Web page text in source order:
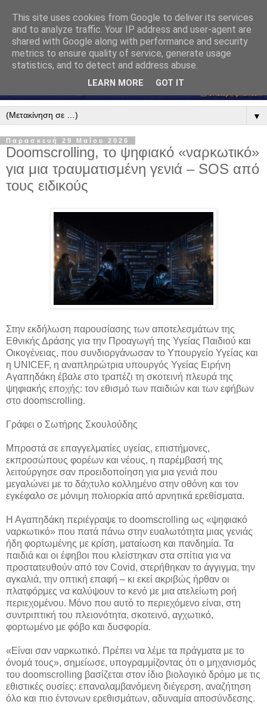
▼
Παρασκευή 29 Μαΐου 2026
Doomscrolling, το ψηφιακό «ναρκωτικό»
για μια τραυματισμένη γενιά – SOS από
τους ειδικούς
Στην εκδήλωση παρουσίασης των αποτελεσμάτων της
Εθνικής Δράσης για την Προαγωγή της Υγείας Παιδιού και
Οικογένειας, που συνδιοργάνωσαν το Υπουργείο Υγείας και
η UNICEF, η αναπληρώτρια υπουργός Υγείας Ειρήνη
Αγαπηδάκη έβαλε στο τραπέζι τη σκοτεινή πλευρά της
ψηφιακής εποχής: τον εθισμό των παιδιών και των εφήβων
στο doomscrolling.
Γράφει ο Σωτήρης Σκουλούδης
Μπροστά σε επαγγελματίες υγείας, επιστήμονες,
εκπροσώπους φορέων και νέους, η παρέμβασή της
λειτούργησε σαν προειδοποίηση για μια γενιά που
μεγαλώνει με το δάχτυλο κολλημένο στην οθόνη και τον
εγκέφαλο σε μόνιμη πολιορκία από αρνητικά ερεθίσματα.
Η Αγαπηδάκη περιέγραψε το doomscrolling ως «ψηφιακό
ναρκωτικό» που πατά πάνω στην ευαλωτότητα μιας γενιάς
ήδη φορτωμένης με κρίση, ματαίωση και πανδημία. Τα
παιδιά και οι έφηβοι που κλείστηκαν στα σπίτια για να
προστατευθούν από τον Covid, στερήθηκαν το άγγιγμα, την
αγκαλιά, την οπτική επαφή – κι εκεί ακριβώς ήρθαν οι
πλατφόρμες να καλύψουν το κενό με μια ατελείωτη ροή
περιεχομένου. Μόνο που αυτό το περιεχόμενο είναι, στη
συντριπτική του πλειονότητα, σκοτεινό, αγχωτικό,
φορτωμένο με φόβο και δυσφορία.
«Είναι σαν ναρκωτικό. Πρέπει να λέμε τα πράγματα με το
όνομά τους», σημείωσε, υπογραμμίζοντας ότι ο μηχανισμός
του doomscrolling βασίζεται στον ίδιο βιολογικό δρόμο με τις
εθιστικές ουσίες: επαναλαμβανόμενη διέγερση, αναζήτηση
όλο και πιο έντονων ερεθισμάτων, αδυναμία αποσύνδεσης.
This site uses cookies from Google to deliver its services
and to analyze traffic. Your IP address and user-agent are
shared with Google along with performance and security
metrics to ensure quality of service, generate usage
statistics, and to detect and address abuse.
LEARN MORE GOT IT